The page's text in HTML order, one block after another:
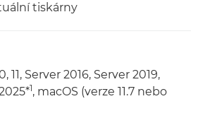
tiskárny
11, Server 2016, Server 2019,
1, macOS (verze 11.7 nebo